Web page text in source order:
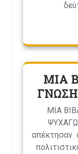
ΜΙΑ
ΜΙΑ
απέκτησαν